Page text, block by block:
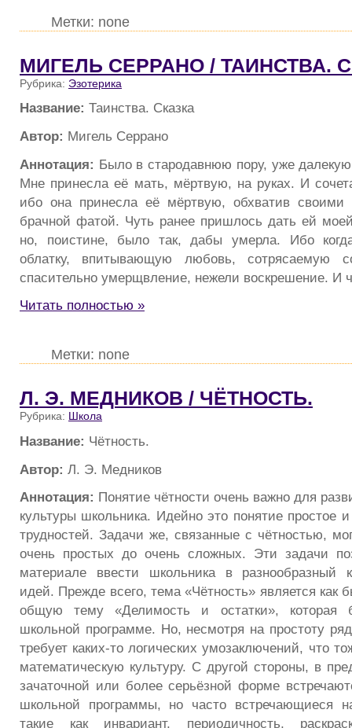
Метки: none
МИГЕЛЬ СЕРРАНО / ТАИНСТВА.
Рубрика: Эзотерика
Название: Таинства. Сказка
Автор: Мигель Серрано
Аннотация: Было в стародавнюю пору, уже
Мне принесла её мать, мёртвую, на руках. И
ибо она принесла её мёртвую, обхватив
брачной фатой. Чуть ранее пришлось дать ей
но, поистине, было так, дабы умерла. Ибо
облатку, впитывающую любовь, сотрясаемую
спасительно умерщвление, нежели воскрешение. И
Читать полностью »
Метки: none
Л. Э. МЕДНИКОВ / ЧЁТНОСТЬ.
Рубрика: Школа
Название: Чётность.
Автор: Л. Э. Медников
Аннотация: Понятие чётности очень важно для
культуры школьника. Идейно это понятие простое
трудностей. Задачи же, связанные с чётностью,
очень простых до очень сложных. Эти задачи
материале ввести школьника в разнообразный
идей. Прежде всего, тема «Чётность» является как
общую тему «Делимость и остатки», которая
школьной программе. Но, несмотря на простоту
требует каких-то логических умозаключений, что
математическую культуру. С другой стороны, в
зачаточной или более серьёзной форме
школьной программы, но часто встречающиеся
такие как инвариант, периодичность,